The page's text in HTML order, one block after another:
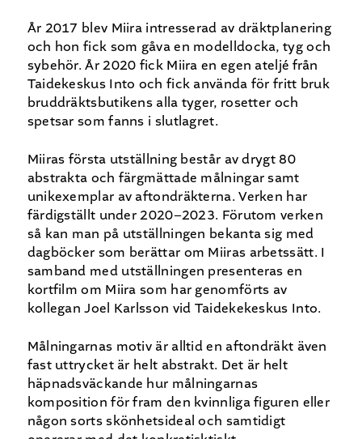
År 2017 blev Miira intresserad av dräktplanering
och hon fick som gåva en modelldocka, tyg och
sybehör. År 2020 fick Miira en egen ateljé från
Taidekeskus Into och fick använda för fritt bruk
bruddräktsbutikens alla tyger, rosetter och
spetsar som fanns i slutlagret.
Miiras första utställning består av drygt 80
abstrakta och färgmättade målningar samt
unikexemplar av aftondräkterna. Verken har
färdigställt under 2020–2023. Förutom verken
så kan man på utställningen bekanta sig med
dagböcker som berättar om Miiras arbetssätt. I
samband med utställningen presenteras en
kortfilm om Miira som har genomförts av
kollegan Joel Karlsson vid Taidekekeskus Into.
Målningarnas motiv är alltid en aftondräkt även
fast uttrycket är helt abstrakt. Det är helt
häpnadsväckande hur målningarnas
komposition för fram den kvinnliga figuren eller
någon sorts skönhetsideal och samtidigt